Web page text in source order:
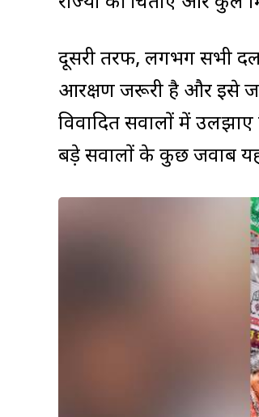
दूसरी तरफ, लगभग सभी
आरक्षण जरूरी है और इसे
विवादित सवालों में
बड़े सवालों के कुछ जवाब